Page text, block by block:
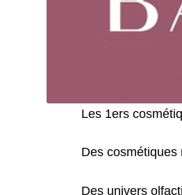
Les 1ers
Des
Des univers